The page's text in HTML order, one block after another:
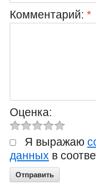
Комментарий: *
Оценка:
Я выражаю
данных в